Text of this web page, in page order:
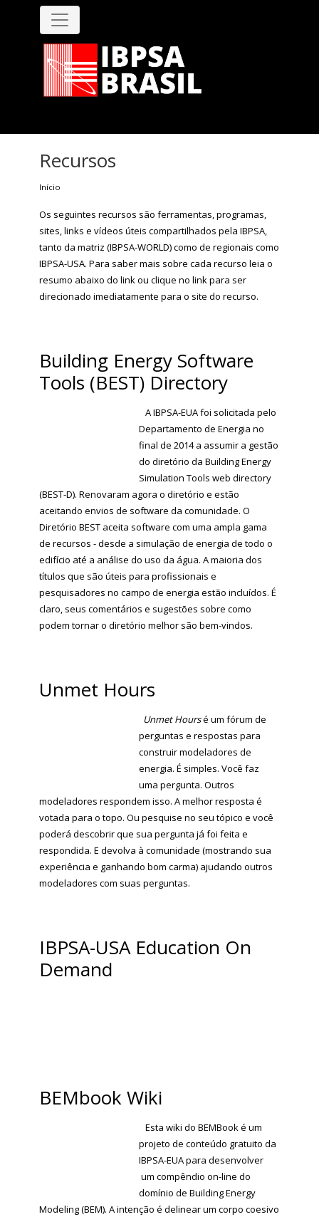
Recursos
Início
Os seguintes recursos são ferramentas, programas,
sites, links e vídeos úteis compartilhados pela IBPSA,
tanto da matriz (IBPSA-WORLD) como de regionais como
IBPSA-USA. Para saber mais sobre cada recurso leia o
resumo abaixo do link ou clique no link para ser
direcionado imediatamente para o site do recurso.
Building Energy Software
Tools (BEST) Directory
A IBPSA-EUA foi solicitada pelo
Departamento de Energia no
final de 2014 a assumir a gestão
do diretório da Building Energy
Simulation Tools web directory
(BEST-D). Renovaram agora o diretório e estão
aceitando envios de software da comunidade. O
Diretório BEST aceita software com uma ampla gama
de recursos - desde a simulação de energia de todo o
edifício até a análise do uso da água. A maioria dos
títulos que são úteis para profissionais e
pesquisadores no campo de energia estão incluídos. É
claro, seus comentários e sugestões sobre como
podem tornar o diretório melhor são bem-vindos.
Unmet Hours
Unmet Hoursé um fórum de
perguntas e respostas para
construir modeladores de
energia. É simples. Você faz
uma pergunta. Outros
modeladores respondem isso. A melhor resposta é
votada para o topo. Ou pesquise no seu tópico e você
poderá descobrir que sua pergunta já foi feita e
respondida. E devolva à comunidade (mostrando sua
experiência e ganhando bom carma) ajudando outros
modeladores com suas perguntas.
IBPSA-USA Education On
Demand
BEMbook Wiki
Esta wiki do BEMBook é um
projeto de conteúdo gratuito da
IBPSA-EUApara desenvolver
um compêndio on-line do
domínio de Building Energy
Modeling (BEM). A intenção é delinear um corpo coesivo